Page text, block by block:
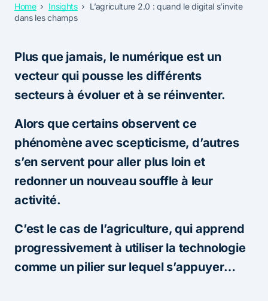
Home Insights
L’agriculture 2.0 : quand le digital s’invite
dans les champs
Plus que jamais, le numérique est un
vecteur qui pousse les différents
secteurs à évoluer et à se réinventer.
Alors que certains observent ce
phénomène avec scepticisme, d’autres
s’en servent pour aller plus loin et
redonner un nouveau souffle à leur
activité.
C’est le cas de l’agriculture, qui apprend
progressivement à utiliser la technologie
comme un pilier sur lequel s’appuyer…